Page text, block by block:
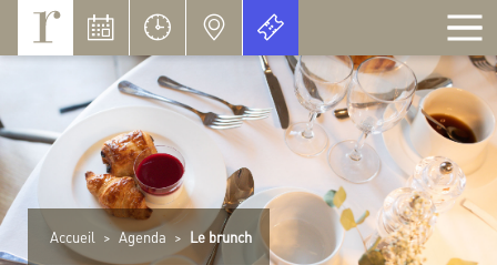
Accueil > Agenda > Le brunch
Panneau de gestion des cookies